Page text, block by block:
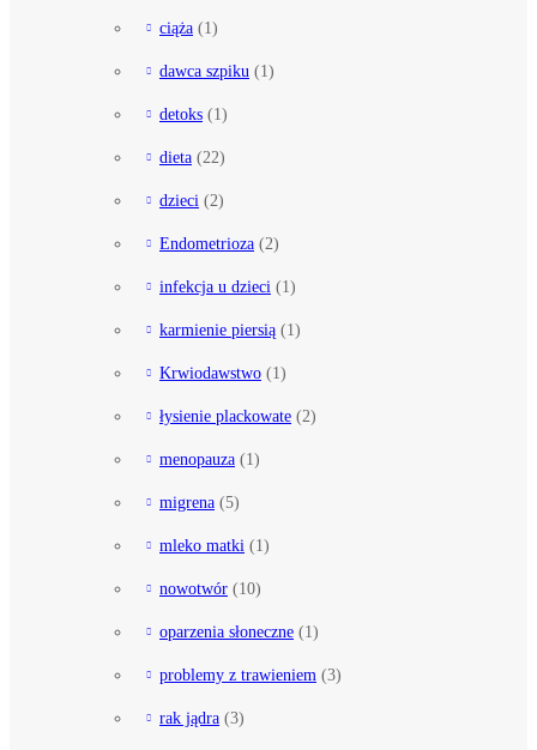
ciąża (1)
dawca szpiku (1)
detoks (1)
dieta (22)
dzieci (2)
Endometrioza (2)
infekcja u dzieci (1)
karmienie piersią (1)
Krwiodawstwo (1)
łysienie plackowate (2)
menopauza (1)
migrena (5)
mleko matki (1)
nowotwór (10)
oparzenia słoneczne (1)
problemy z trawieniem (3)
rak jądra (3)